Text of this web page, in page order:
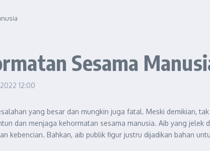
Sesama
12:00
yang besar dan mungkin juga fatal. Meski demikian,
dan menjaga kehormatan sesama manusia. Aib yang jelek
kebencian. Bahkan, aib publik figur justru dijadikan bahan